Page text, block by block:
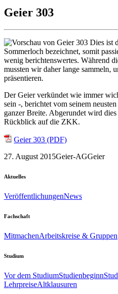
Geier 303
Dies ist
Sommerloch bezeichnet, somit
wenig berichtenswertes. Während
mussten wir daher lange sammeln,
präsentieren.
Der Geier verkündet wie immer
sein -, berichtet vom seinem
ganzer Breite. Abgerundet wird
Rückblick auf die ZKK.
Geier 303 (PDF)
27. August 2015Geier-AGGeier
Aktuelles
VeröffentlichungenNews
Fachschaft
MitmachenArbeitskreise & Gruppen
Studium
Vor dem StudiumStudienbeginn
LehrpreiseAltklausuren